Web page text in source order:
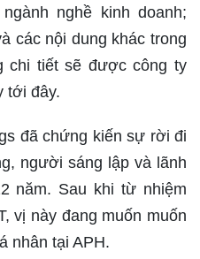
nghề kinh doanh;
các nội dung khác trong
chi tiết sẽ được công ty
tới đây.
đã chứng kiến sự rời đi
người sáng lập và lãnh
năm. Sau khi từ nhiệm
vị này đang muốn muốn
nhân tại APH.